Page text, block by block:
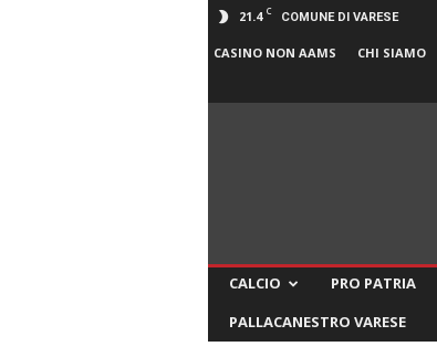
21.4 C COMUNE DI VARESE
CASINO NON AAMS CHI SIAMO
CALCIO PRO PATRIA
PALLACANESTRO VARESE